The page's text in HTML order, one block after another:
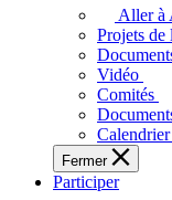
adopte
touchent
des
Ontariennes
et
Aller à
Projets de
Vidéo
Comités
Calendrier
Fermer
Participer